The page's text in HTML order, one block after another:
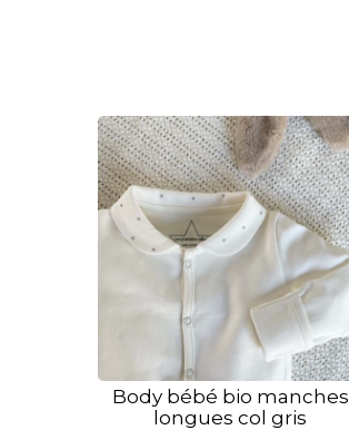
Body bébé bio manches
longues col gris